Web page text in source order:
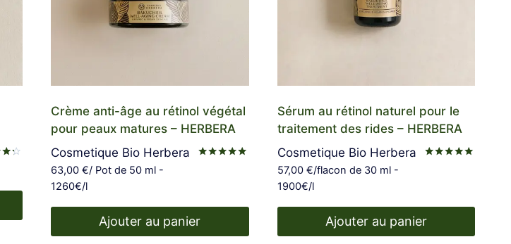
Crème anti-âge au rétinol végétal
pour peaux matures – HERBERA
Cosmetique Bio Herbera
63,00 €/ Pot de 50 ml -
1260€/l
Ajouter au panier
Sérum au rétinol naturel pour le
traitement des rides – HERBERA
Cosmetique Bio Herbera
57,00 €/flacon de 30 ml -
1900€/l
Ajouter au panier